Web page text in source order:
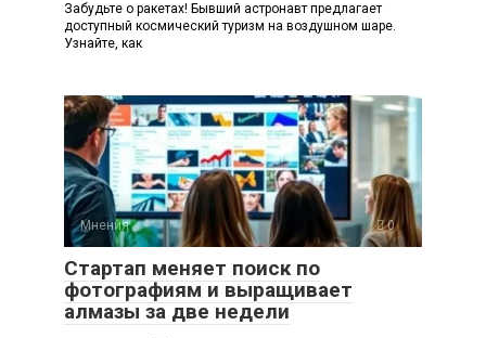
Забудьте о ракетах! Бывший астронавт предлагает
доступный космический туризм на воздушном шаре.
Узнайте, как
Мнения 0
Стартап меняет поиск по
фотографиям и выращивает
алмазы за две недели